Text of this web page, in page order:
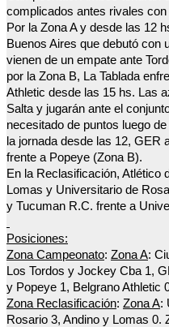
complicados antes rivales
Por la Zona A y desde las 12
Buenos Aires que debutó con
vienen de un empate ante
por la Zona B, La Tablada
Athletic desde las 15 hs. Las
Salta y jugarán ante el
necesitado de puntos luego
la jornada desde las 12, GER
frente a Popeye (Zona B).
En la Reclasificación, Atlético
Lomas y Universitario de
y Tucuman R.C. frente a
Posiciones:
Zona Campeonato: Zona A:
Los Tordos y Jockey Cba 1,
y Popeye 1, Belgrano Athletic
Zona Reclasificación: Zona A:
Rosario 3, Andino y Lomas